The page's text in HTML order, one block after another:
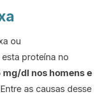
ou
proteína no
mg/dl nos homens e
as causas desse